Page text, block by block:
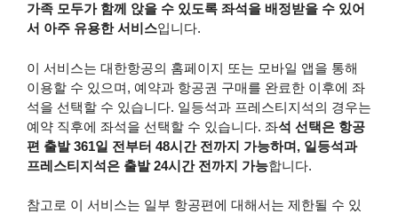
가족 모두가 함께 앉을 수 있도록 좌석을 배정받을 수 있어
서 아주 유용한 서비스입니다.
이 서비스는 대한항공의 홈페이지 또는 모바일 앱을 통해
이용할 수 있으며, 예약과 항공권 구매를 완료한 이후에 좌
석을 선택할 수 있습니다. 일등석과 프레스티지석의 경우는
예약 직후에 좌석을 선택할 수 있습니다. 좌석 선택은 항공
편 출발 361일 전부터 48시간 전까지 가능하며, 일등석과
프레스티지석은 출발 24시간 전까지 가능합니다.
참고로 이 서비스는 일부 항공편에 대해서는 제한될 수 있